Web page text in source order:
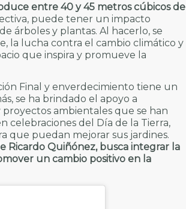
entre 40 y 45 metros cúbicos de
puede tener un impacto
árboles y plantas. Al hacerlo, se
la lucha contra el cambio climático y
que inspira y promueve la
Final y enverdecimiento tiene un
se ha brindado el apoyo a
ambientales que se han
celebraciones del Día de la Tierra,
que puedan mejorar sus jardines.
Ricardo Quiñónez, busca integrar la
un cambio positivo en la